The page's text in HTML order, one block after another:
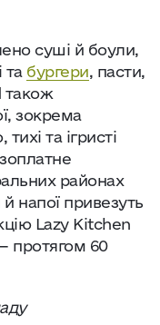
суші й боули,
та бургери, пасти,
також
зокрема
та ігристі
районах
напої привезуть
Lazy Kitchen
протягом 60